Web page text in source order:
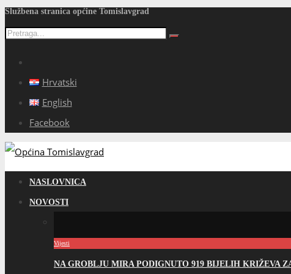
Službena stranica općine Tomislavgrad
Hrvatski
English
Facebook
NASLOVNICA
NOVOSTI
Vijesti
NA GROBLJU MIRA PODIGNUTO 919 BIJELIH KRIŽEVA